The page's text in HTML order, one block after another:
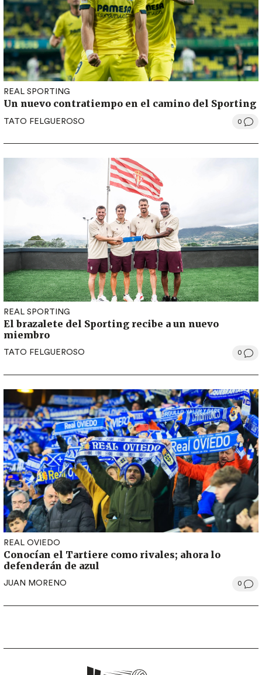
REAL SPORTING
Un nuevo contratiempo en el camino del Sporting
TATO FELGUEROSO 0
REAL SPORTING
El brazalete del Sporting recibe a un nuevo
miembro
TATO FELGUEROSO 0
REAL OVIEDO
Conocían el Tartiere como rivales; ahora lo
defenderán de azul
JUAN MORENO 0